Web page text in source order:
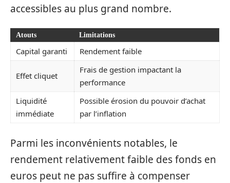
accessibles au plus grand nombre.
Atouts Limitations
Capital garanti Rendement faible
Effet cliquet
Frais de gestion impactant la
performance
Liquidité
immédiate
Possible érosion du pouvoir d’achat
par l’inflation
Parmi les inconvénients notables, le
rendement relativement faible des fonds en
euros peut ne pas suffire à compenser